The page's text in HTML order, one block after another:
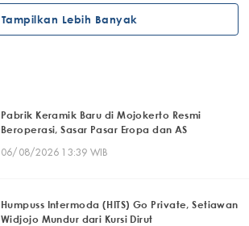
Tampilkan Lebih Banyak
Pabrik Keramik Baru di Mojokerto Resmi
Beroperasi, Sasar Pasar Eropa dan AS
06/08/2026 13:39 WIB
Humpuss Intermoda (HITS) Go Private, Setiawan
Widjojo Mundur dari Kursi Dirut